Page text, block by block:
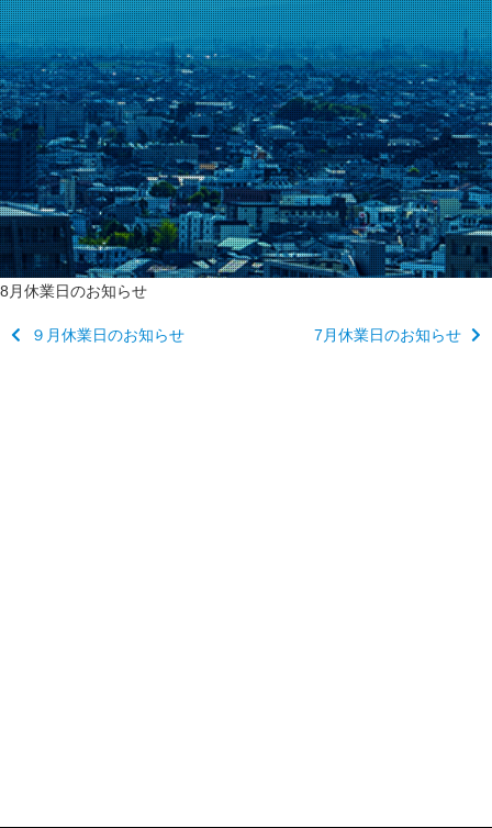
8月休業日のお知らせ
7月休業日のお知らせ
９月休業日のお知らせ